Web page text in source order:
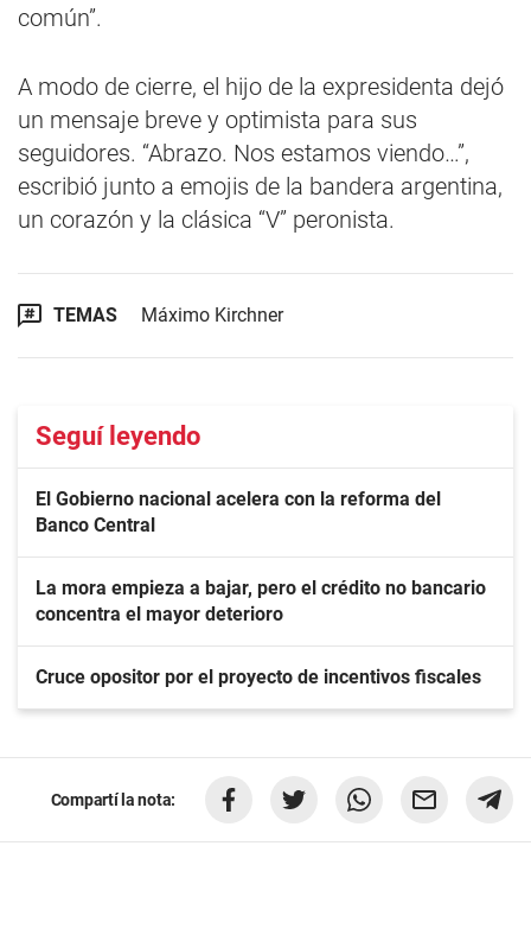
común”.
A modo de cierre, el hijo de la expresidenta dejó
un mensaje breve y optimista para sus
seguidores. “Abrazo. Nos estamos viendo…”,
escribió junto a emojis de la bandera argentina,
un corazón y la clásica “V” peronista.
TEMAS Máximo Kirchner
Seguí leyendo
El Gobierno nacional acelera con la reforma del
Banco Central
La mora empieza a bajar, pero el crédito no bancario
concentra el mayor deterioro
Cruce opositor por el proyecto de incentivos fiscales
Compartí la nota: